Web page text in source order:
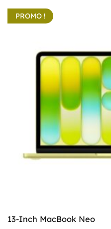
PROMO !
13-Inch MacBook Neo